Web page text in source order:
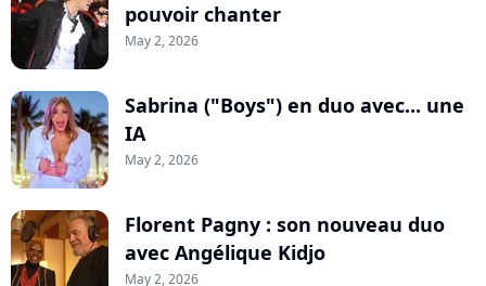
pouvoir chanter
May 2, 2026
Sabrina ("Boys") en duo avec... une
IA
May 2, 2026
Florent Pagny : son nouveau duo
avec Angélique Kidjo
May 2, 2026